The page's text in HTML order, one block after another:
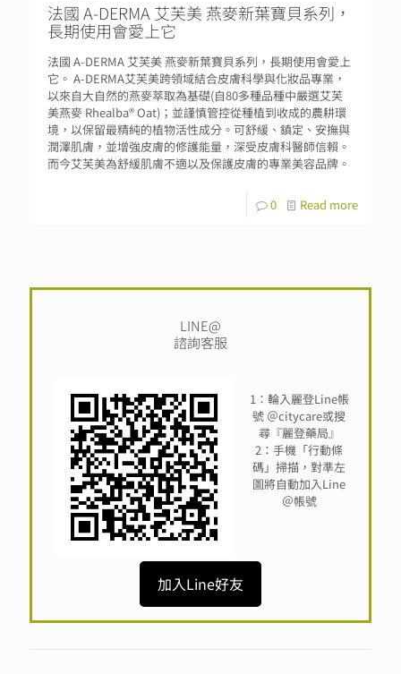
法國 A-DERMA 艾芙美 燕麥新葉寶貝系列，
長期使用會愛上它
法國 A-DERMA 艾芙美 燕麥新葉寶貝系列，長期使用會愛上
它。 A-DERMA艾芙美跨領域結合皮膚科學與化妝品專業，
以來自大自然的燕麥萃取為基礎(自80多種品種中嚴選艾芙
美燕麥 Rhealba® Oat)；並謹慎管控從種植到收成的農耕環
境，以保留最精純的植物活性成分。可舒緩、鎮定、安撫與
潤澤肌膚，並增強皮膚的修護能量，深受皮膚科醫師信賴。
而今艾芙美為舒緩肌膚不適以及保護皮膚的專業美容品牌。
0 Read more
LINE@
諮詢客服
1：輪入麗登Line帳
號 ＠citycare或搜
尋『麗登藥局』
2：手機「行動條
碼」掃描，對準左
圖將自動加入Line
＠帳號
加入Line好友